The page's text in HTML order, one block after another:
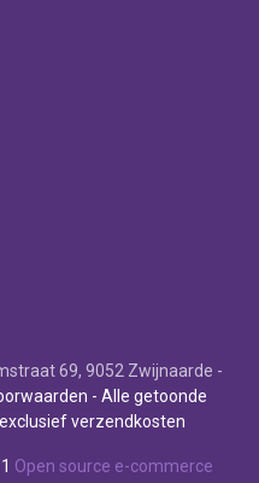
69, 9052 Zwijnaarde -
- Alle getoonde
verzendkosten
Open source e-commerce